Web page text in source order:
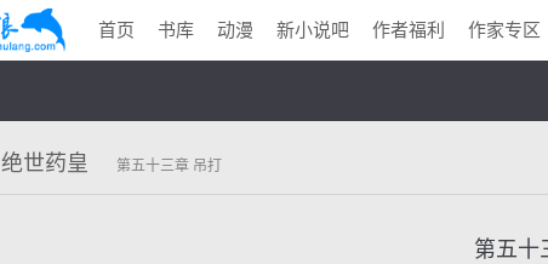
首页 书库 动漫 新小说吧 作者福利 作家专区
绝世药皇 第五十三章 吊打
第五十